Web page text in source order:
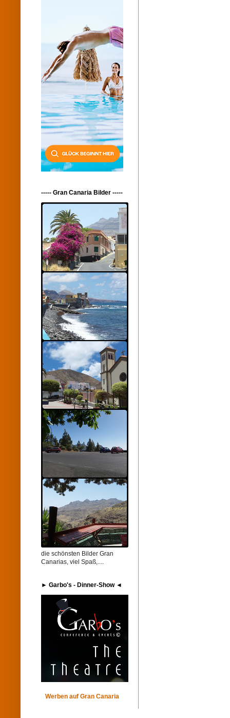
----- Gran Canaria Bilder -----
die schönsten Bilder Gran
Canarias, viel Spaß,....
► Garbo's​ - Dinner-Show ◄
Werben auf Gran Canaria